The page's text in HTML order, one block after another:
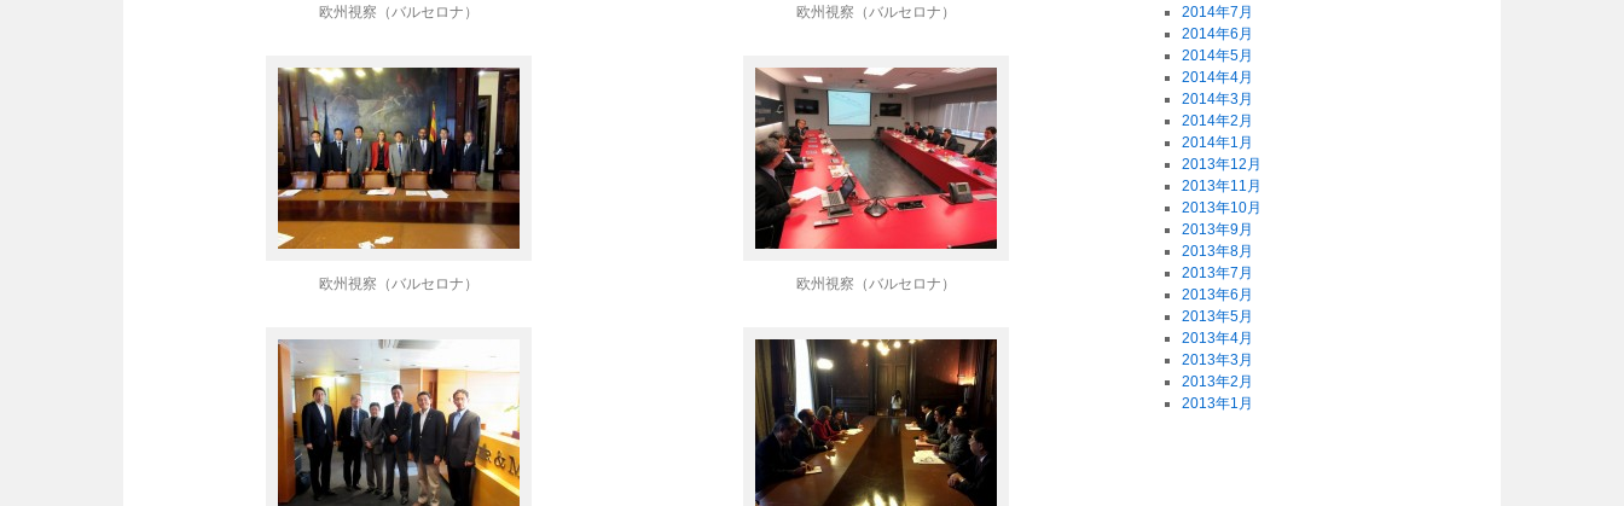
欧州視察（バルセロナ） 欧州視察（バルセロナ）
欧州視察（バルセロナ） 欧州視察（バルセロナ）
2014年7月
2014年6月
2014年5月
2014年4月
2014年3月
2014年2月
2014年1月
2013年12月
2013年11月
2013年10月
2013年9月
2013年8月
2013年7月
2013年6月
2013年5月
2013年4月
2013年3月
2013年2月
2013年1月